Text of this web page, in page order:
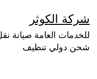
إلى
المحتوى
شركة الكوثر
للخدمات العامة صيانة
شحن دولي تنظيف